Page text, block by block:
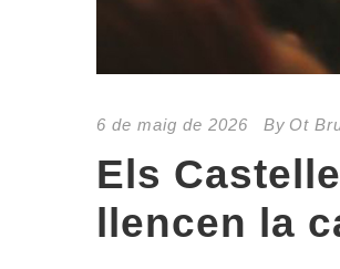
6 de maig de 2026 By Ot
Els
llencen la